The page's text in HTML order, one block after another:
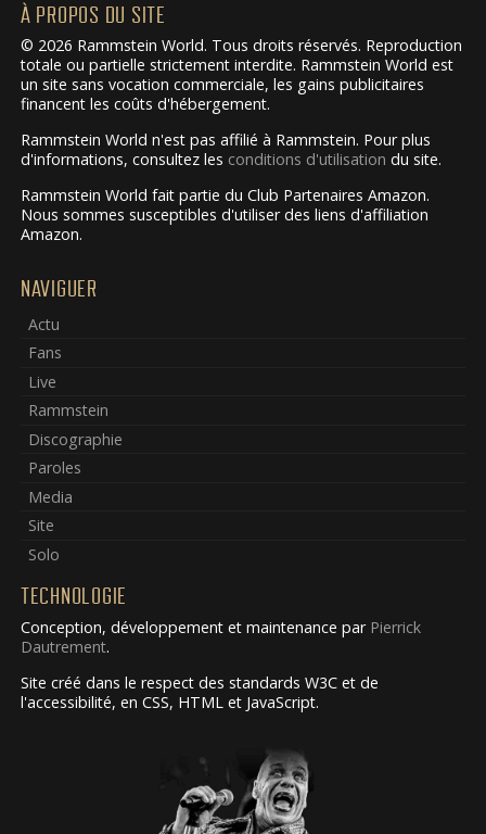
À PROPOS DU SITE
© 2026 Rammstein World. Tous droits réservés. Reproduction
totale ou partielle strictement interdite. Rammstein World est
un site sans vocation commerciale, les gains publicitaires
financent les coûts d'hébergement.
Rammstein World n'est pas affilié à Rammstein. Pour plus
d'informations, consultez les conditions d'utilisation du site.
Rammstein World fait partie du Club Partenaires Amazon.
Nous sommes susceptibles d'utiliser des liens d'affiliation
Amazon.
NAVIGUER
Actu
Fans
Live
Rammstein
Discographie
Paroles
Media
Site
Solo
TECHNOLOGIE
Conception, développement et maintenance par Pierrick
Dautrement.
Site créé dans le respect des standards W3C et de
l'accessibilité, en CSS, HTML et JavaScript.